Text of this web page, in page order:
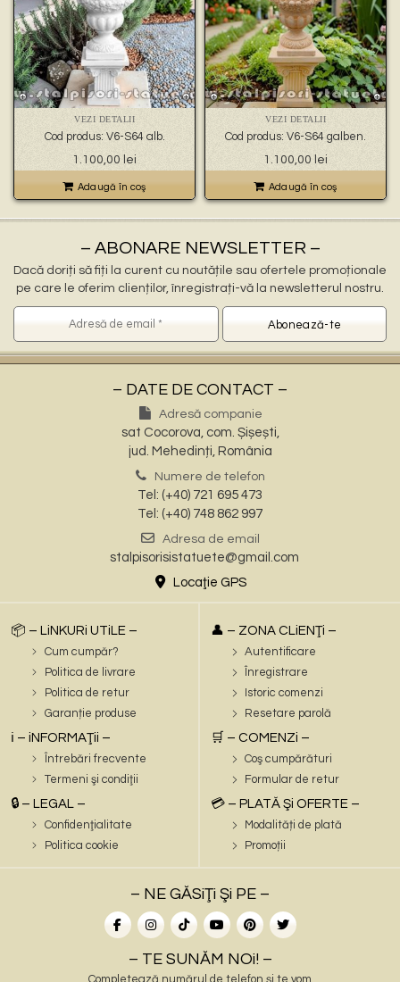
VEZI DETALII
Cod produs: V6-S64 alb.
1.100,00 lei
Adaugă în coş
VEZI DETALII
Cod produs: V6-S64 galben.
1.100,00 lei
Adaugă în coş
– ABONARE NEWSLETTER –
Dacă doriți să fiți la curent cu noutățile sau ofertele promoționale
pe care le oferim clienților, înregistrați-vă la newsletterul nostru.
– DATE DE CONTACT –
Adresă companie
sat Cocorova, com. Șișești,
jud. Mehedinți, România
Numere de telefon
Tel: (+40) 721 695 473
Tel: (+40) 748 862 997
Adresa de email
stalpisorisistatuete@gmail.com
Locaţie GPS
📦 – LiNKURi UTiLE –
Cum cumpăr?
Politica de livrare
Politica de retur
Garanție produse
ℹ️ – iNFORMAŢii –
Întrebări frecvente
Termeni şi condiţii
🔒 – LEGAL –
Confidenţialitate
Politica cookie
👤 – ZONA CLiENŢi –
Autentificare
Înregistrare
Istoric comenzi
Resetare parolă
🛒 – COMENZi –
Coş cumpărături
Formular de retur
💳 – PLATĂ Şi OFERTE –
Modalități de plată
Promoții
– NE GĂSiŢi Şi PE –
– TE SUNĂM NOi! –
Completează numărul de telefon și te vom